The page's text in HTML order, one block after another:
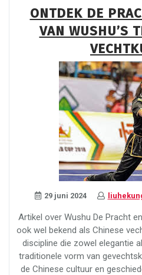
ONTDEK DE
VAN WUSHU’S
29 juni 2024
Artikel over Wushu De Pracht
ook wel bekend als Chinese
discipline die zowel elegantie
traditionele vorm van
de Chinese cultuur en